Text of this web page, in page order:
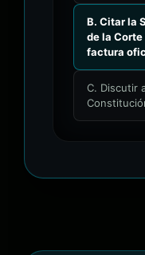
B. Citar la
de la
factura
C. Discutir